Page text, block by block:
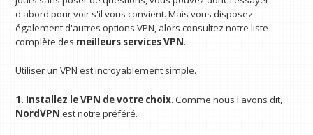
d'abord pour voir s'il vous convient. Mais vous disposez
également d'autres options VPN, alors consultez notre liste
complète des meilleurs services VPN.
Utiliser un VPN est incroyablement simple.
1. Installez le VPN de votre choix. Comme nous l'avons dit,
NordVPN est notre préféré.